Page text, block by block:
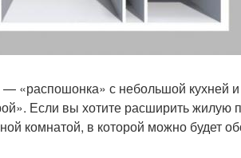
«распошонка» с небольшой кухней
Если вы хотите расширить жилую
комнатой, в которой можно будет